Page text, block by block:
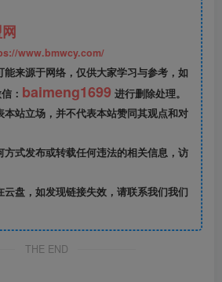
www.bmwcy.com/
能来源于网络，仅供大家学习与参考，如
： baimeng1699 进行删除处理。
本站立场，并不代表本站赞同其观点和对
方式发布或转载任何违法的相关信息，访
云盘，如发现链接失效，请联系我们我们
THE END